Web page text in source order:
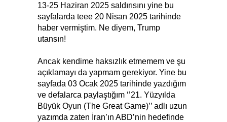
13-25 Haziran 2025 saldırısını yine bu
sayfalarda teee 20 Nisan 2025 tarihinde
haber vermiştim. Ne diyem, Trump
utansın!
Ancak kendime haksızlık etmemem ve şu
açıklamayı da yapmam gerekiyor. Yine bu
sayfada 03 Ocak 2025 tarihinde yazdığım
ve defalarca paylaştığım ‘’21. Yüzyılda
Büyük Oyun (The Great Game)’’ adlı uzun
yazımda zaten İran’ın ABD’nin hedefinde